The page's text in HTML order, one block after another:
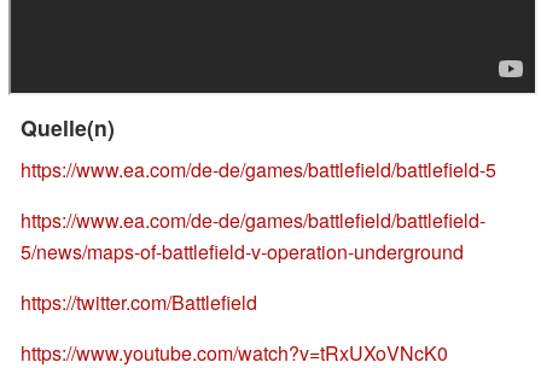
Quelle(n)
https://www.ea.com/de-de/games/battlefield/battlefield-5
https://www.ea.com/de-de/games/battlefield/battlefield-
5/news/maps-of-battlefield-v-operation-underground
https://twitter.com/Battlefield
https://www.youtube.com/watch?v=tRxUXoVNcK0